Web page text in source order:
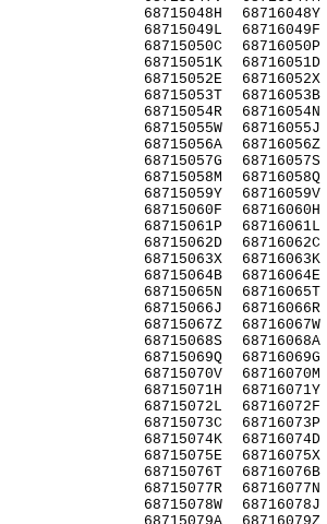
68715048H
68715049L
68715050C
68715051K
68715052E
68715053T
68715054R
68715055W
68715056A
68715057G
68715058M
68715059Y
68715060F
68715061P
68715062D
68715063X
68715064B
68715065N
68715066J
68715067Z
68715068S
68715069Q
68715070V
68715071H
68715072L
68715073C
68715074K
68715075E
68715076T
68715077R
68715078W
68716048Y
68716049F
68716050P
68716051D
68716052X
68716053B
68716054N
68716055J
68716056Z
68716057S
68716058Q
68716059V
68716060H
68716061L
68716062C
68716063K
68716064E
68716065T
68716066R
68716067W
68716068A
68716069G
68716070M
68716071Y
68716072F
68716073P
68716074D
68716075X
68716076B
68716077N
68716078J